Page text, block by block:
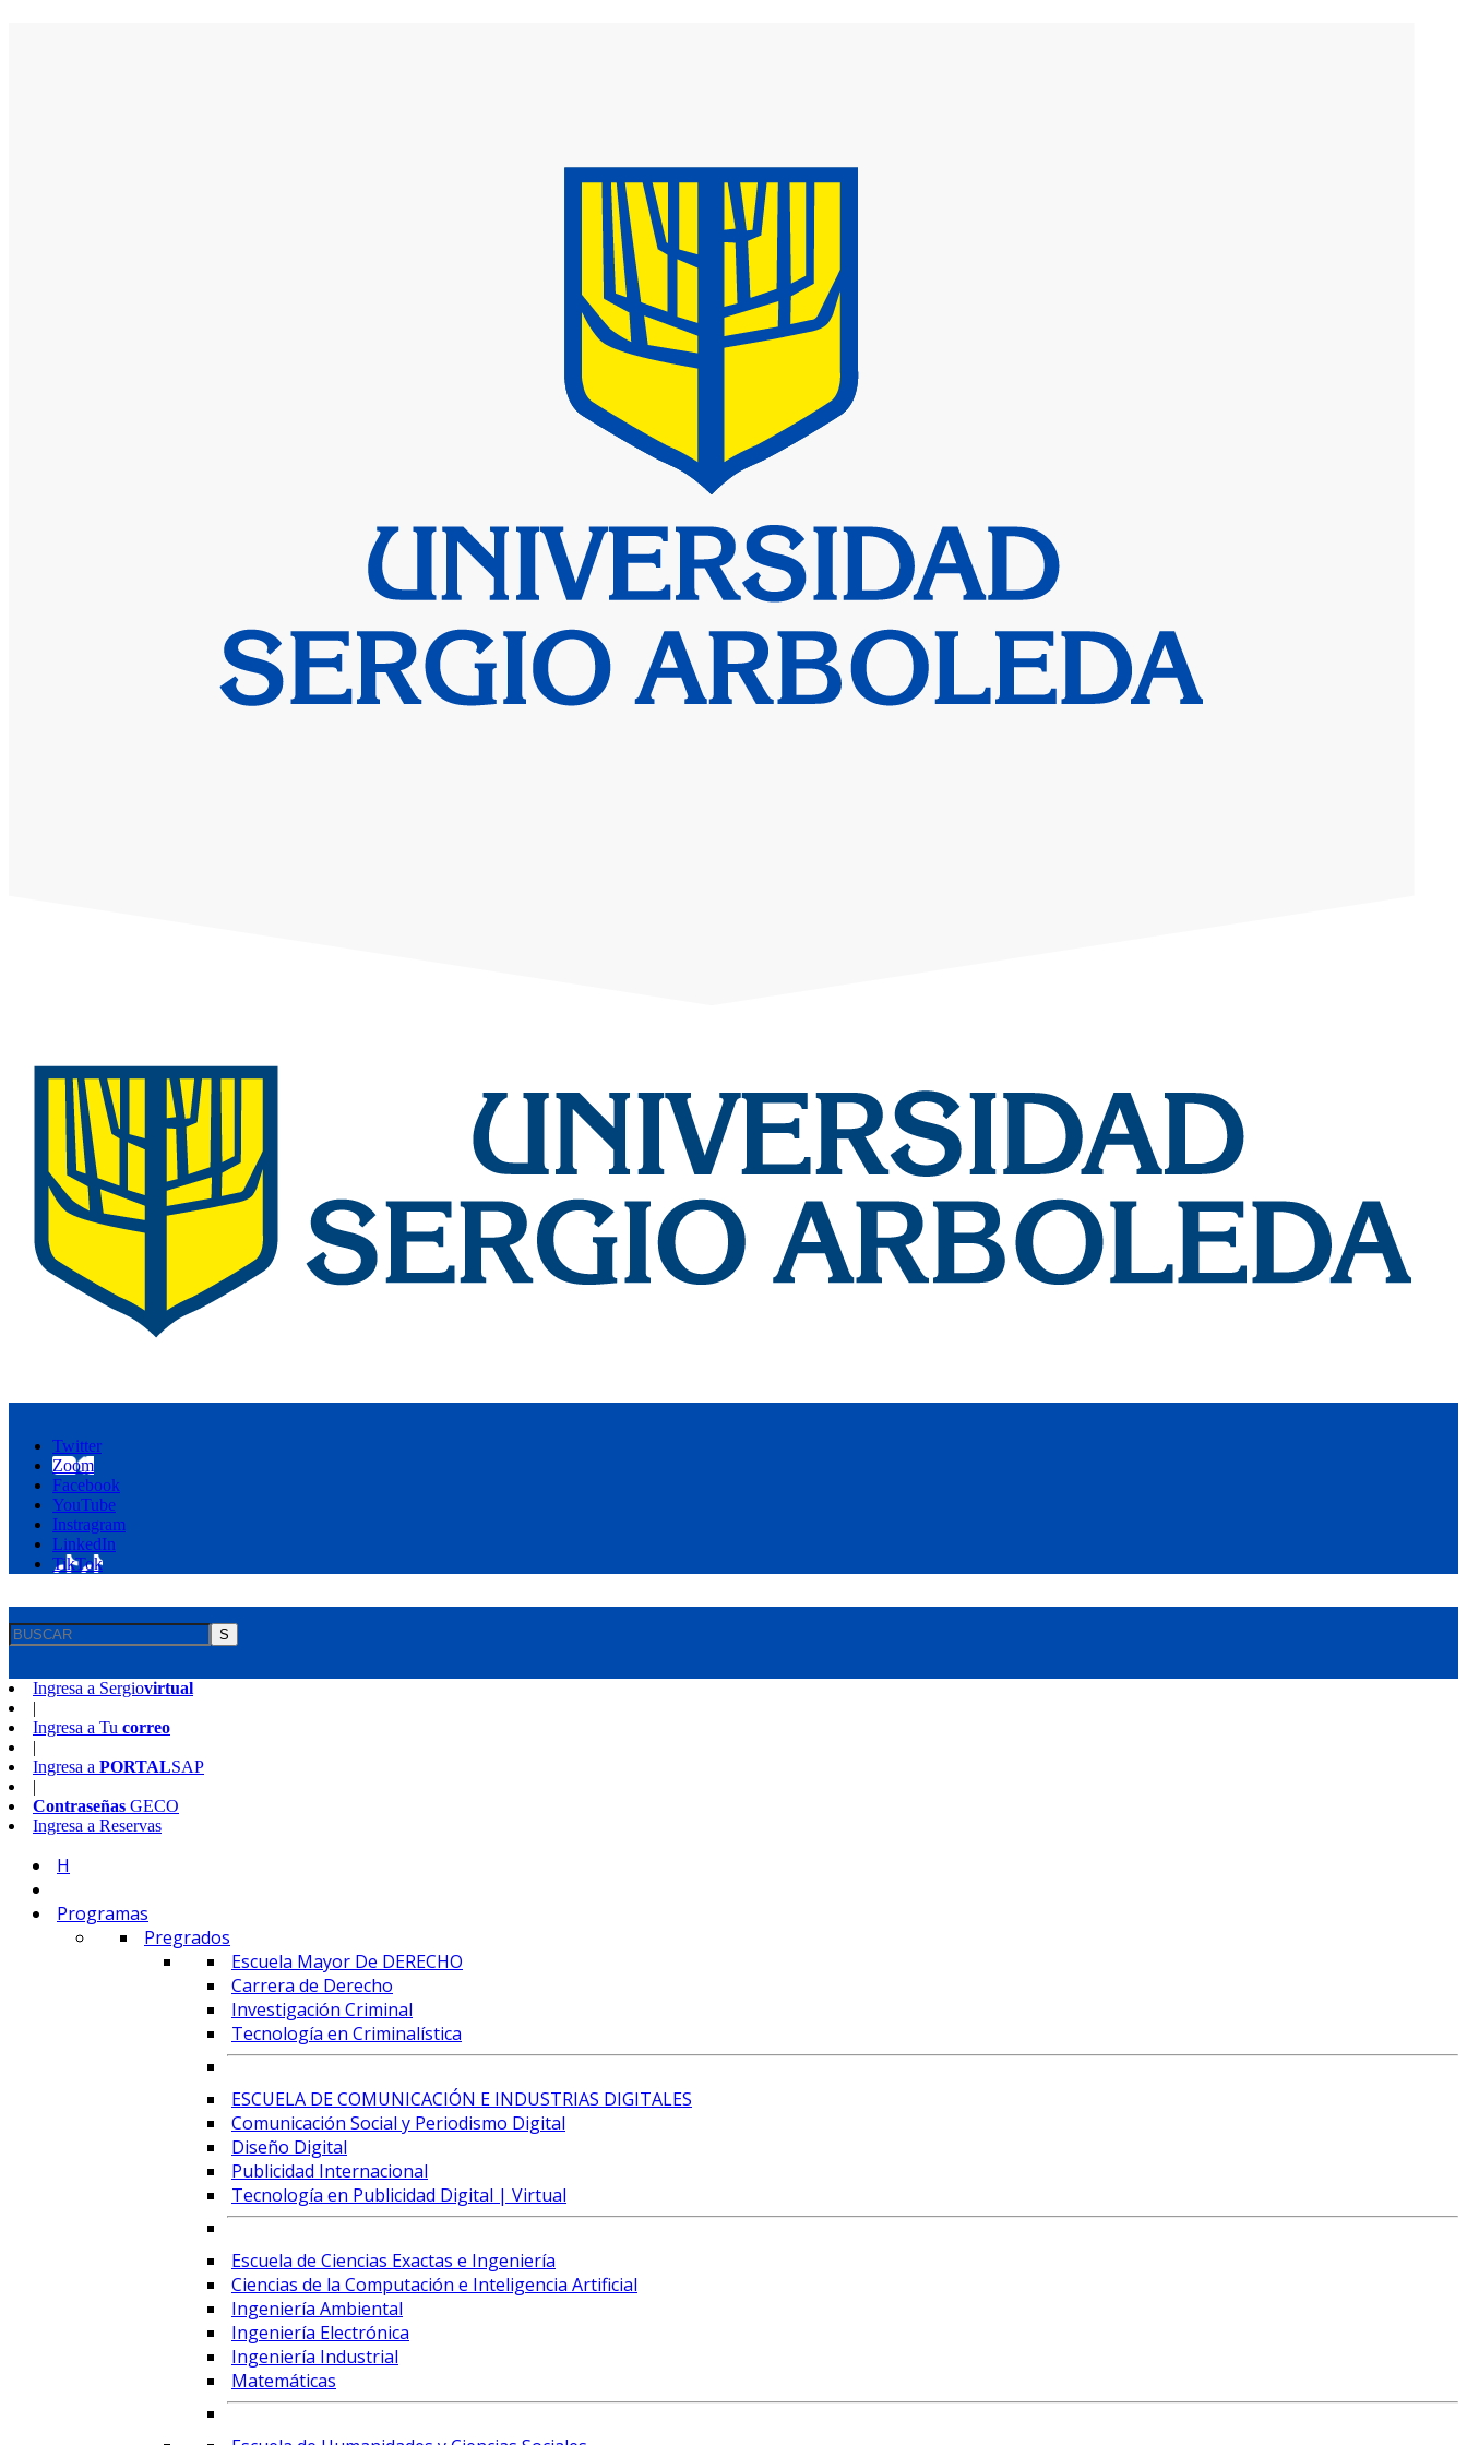
Twitter
Zoom
Facebook
YouTube
Instragram
LinkedIn
TikTok
S
Ingresa a Sergiovirtual
|
Ingresa a Tu correo
|
Ingresa a PORTALSAP
|
Contraseñas GECO
Ingresa a Reservas
H
Programas
Pregrados
Escuela Mayor De DERECHO
Carrera de Derecho
Investigación Criminal
Tecnología en Criminalística
ESCUELA DE COMUNICACIÓN E INDUSTRIAS DIGITALES
Comunicación Social y Periodismo Digital
Diseño Digital
Publicidad Internacional
Tecnología en Publicidad Digital | Virtual
Escuela de Ciencias Exactas e Ingeniería
Ciencias de la Computación e Inteligencia Artificial
Ingeniería Ambiental
Ingeniería Electrónica
Ingeniería Industrial
Matemáticas